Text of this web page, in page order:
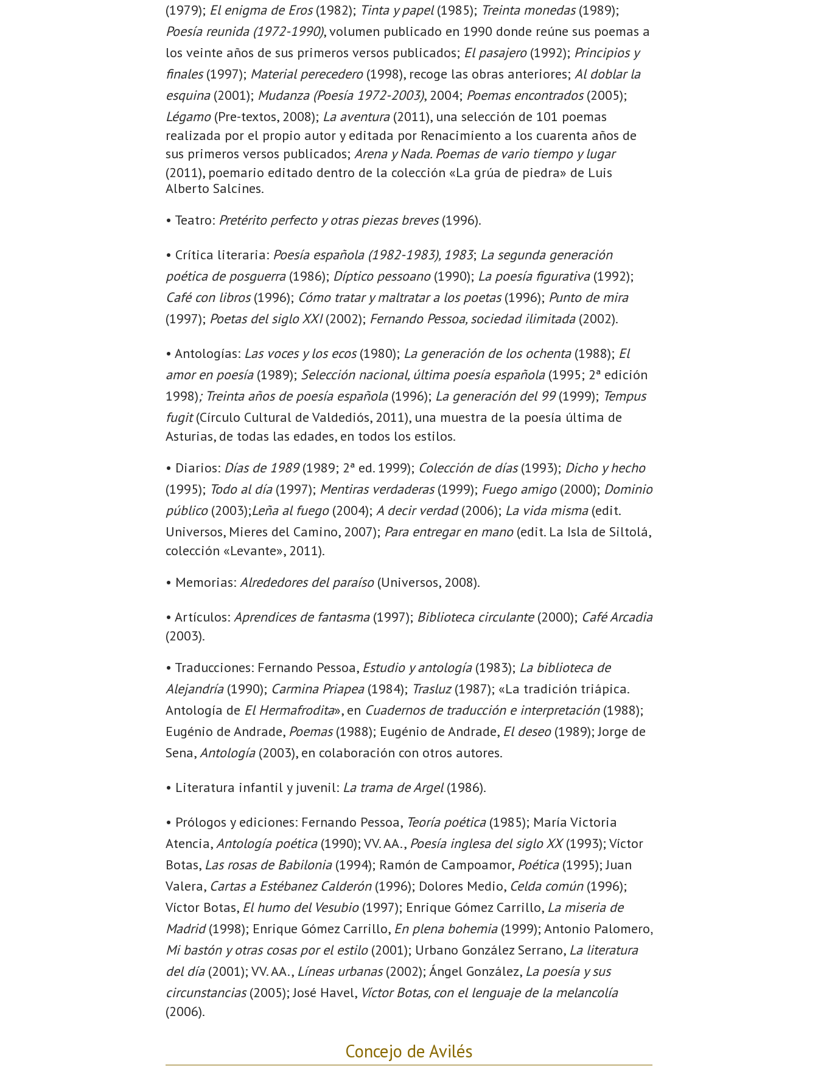
(1979); El enigma de Eros(1982); Tinta y papel(1985); Treinta monedas(1989);
Poesía reunida (1972-1990), volumen publicado en 1990 donde reúne sus poemas a
los veinte años de sus primeros versos publicados; El pasajero(1992); Principios y
finales(1997); Material perecedero(1998), recoge las obras anteriores; Al doblar la
esquina(2001); Mudanza (Poesía 1972-2003), 2004; Poemas encontrados(2005);
Légamo(Pre-textos, 2008); La aventura (2011), una selección de 101 poemas
realizada por el propio autor y editada por Renacimiento a los cuarenta años de
sus primeros versos publicados; Arena y Nada. Poemas de vario tiempo y lugar
(2011), poemario editado dentro de la colección «La grúa de piedra» de Luis
Alberto Salcines.
• Teatro: Pretérito perfecto y otras piezas breves(1996).
• Crítica literaria: Poesía española (1982-1983), 1983; La segunda generación
poética de posguerra(1986); Díptico pessoano(1990); La poesía figurativa(1992);
Café con libros(1996); Cómo tratar y maltratar a los poetas(1996); Punto de mira
(1997); Poetas del siglo XXI(2002); Fernando Pessoa, sociedad ilimitada(2002).
• Antologías: Las voces y los ecos(1980); La generación de los ochenta(1988); El
amor en poesía(1989); Selección nacional, última poesía española(1995; 2ª edición
1998); Treinta años de poesía española(1996); La generación del 99(1999); Tempus
fugit(Círculo Cultural de Valdediós, 2011), una muestra de la poesía última de
Asturias, de todas las edades, en todos los estilos.
• Diarios: Días de 1989(1989; 2ª ed. 1999); Colección de días(1993); Dicho y hecho
(1995); Todo al día(1997); Mentiras verdaderas(1999); Fuego amigo(2000); Dominio
público(2003);Leña al fuego(2004); A decir verdad(2006); La vida misma(edit.
Universos, Mieres del Camino, 2007); Para entregar en mano(edit. La Isla de Siltolá,
colección «Levante», 2011).
• Memorias: Alrededores del paraíso(Universos, 2008).
• Artículos: Aprendices de fantasma(1997); Biblioteca circulante(2000); Café Arcadia
(2003).
• Traducciones: Fernando Pessoa, Estudio y antología(1983); La biblioteca de
Alejandría(1990); Carmina Priapea(1984); Trasluz(1987); «La tradición triápica.
Antología de El Hermafrodita», en Cuadernos de traducción e interpretación(1988);
Eugénio de Andrade, Poemas(1988); Eugénio de Andrade, El deseo(1989); Jorge de
Sena,Antología (2003), en colaboración con otros autores.
• Literatura infantil y juvenil: La trama de Argel(1986).
• Prólogos y ediciones: Fernando Pessoa, Teoría poética(1985); María Victoria
Atencia,Antología poética(1990); VV. AA., Poesía inglesa del siglo XX(1993); Víctor
Botas, Las rosas de Babilonia(1994); Ramón de Campoamor, Poética(1995); Juan
Valera, Cartas a Estébanez Calderón(1996); Dolores Medio, Celda común(1996);
Víctor Botas, El humo del Vesubio(1997); Enrique Gómez Carrillo, La miseria de
Madrid(1998); Enrique Gómez Carrillo, En plena bohemia(1999); Antonio Palomero,
Mi bastón y otras cosas por el estilo(2001); Urbano González Serrano, La literatura
del día (2001); VV. AA., Líneas urbanas(2002); Ángel González, La poesía y sus
circunstancias(2005); José Havel, Víctor Botas, con el lenguaje de la melancolía
(2006).
Concejo de Avilés